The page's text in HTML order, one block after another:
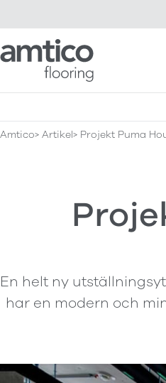
Amtico Flooring
Amtico Artikel Projekt Puma
En helt ny
har en modern och